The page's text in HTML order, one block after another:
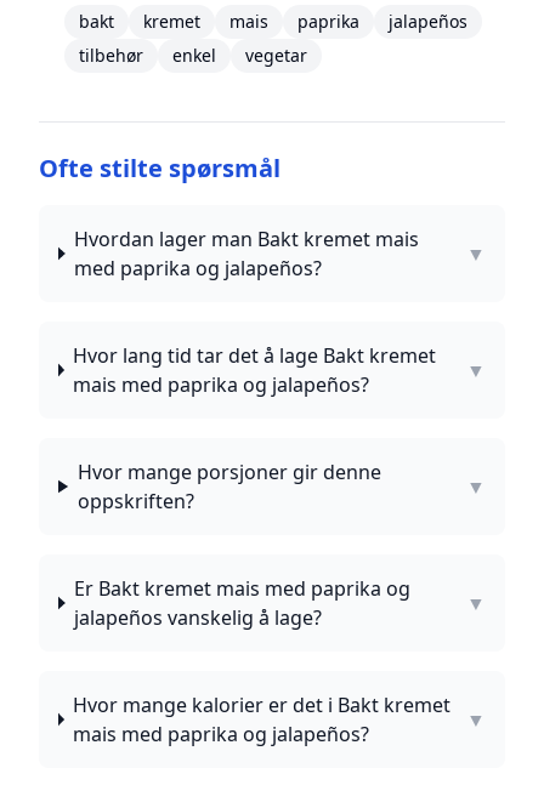
bakt kremet mais paprika
jalapeños
tilbehør
enkel vegetar
Ofte stilte spørsmål
Hvordan lager man Bakt kremet mais
med paprika og jalapeños?
▼
Hvor lang tid tar det å lage Bakt kremet
mais med paprika og jalapeños?
▼
Hvor mange porsjoner gir denne
oppskriften?
▼
Er Bakt kremet mais med paprika og
jalapeños vanskelig å lage?
▼
Hvor mange kalorier er det i Bakt kremet
mais med paprika og jalapeños?
▼